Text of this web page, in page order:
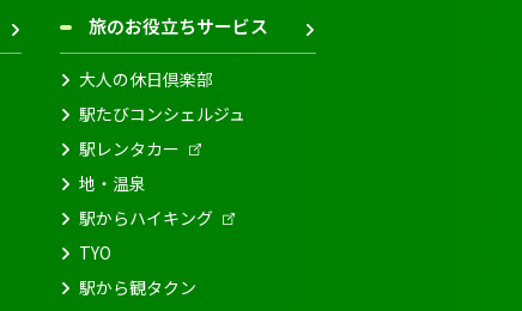
旅のお役立ちサービス
大人の休日倶楽部
駅たびコンシェルジュ
駅レンタカー
地・温泉
駅からハイキング
TYO
駅から観タクン